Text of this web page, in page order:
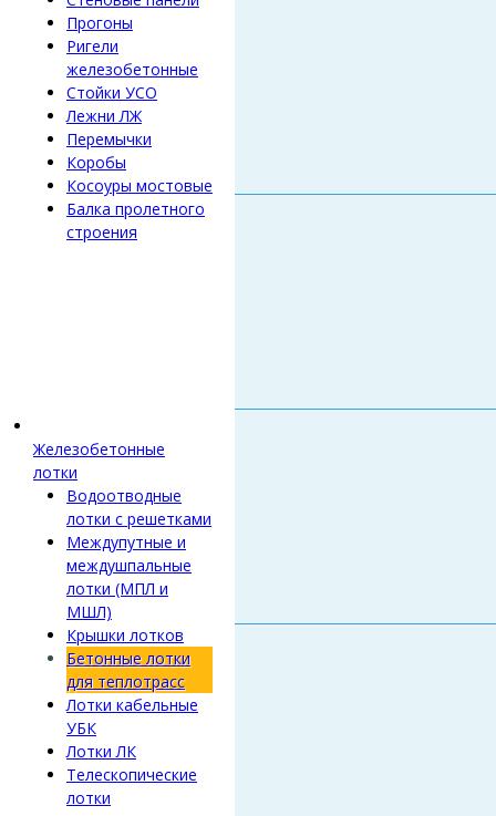
Прогоны
Ригели
железобетонные
Стойки УСО
Лежни ЛЖ
Перемычки
Коробы
Косоуры мостовые
Балка пролетного
строения
Железобетонные
лотки
Водоотводные
лотки с решетками
Междупутные и
междушпальные
лотки (МПЛ и
МШЛ)
Крышки лотков
Бетонные лотки
для теплотрасс
Лотки кабельные
УБК
Лотки ЛК
Телескопические
лотки